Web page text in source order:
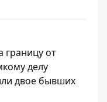
границу от
делу
двое бывших